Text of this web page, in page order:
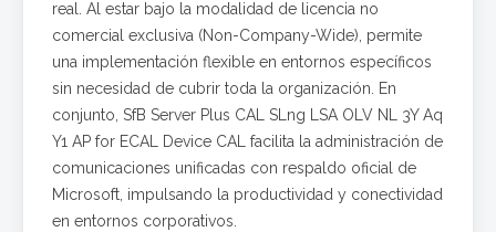
real. Al estar bajo la modalidad de licencia no
comercial exclusiva (Non-Company-Wide), permite
una implementación flexible en entornos específicos
sin necesidad de cubrir toda la organización. En
conjunto, SfB Server Plus CAL SLng LSA OLV NL 3Y Aq
Y1 AP for ECAL Device CAL facilita la administración de
comunicaciones unificadas con respaldo oficial de
Microsoft, impulsando la productividad y conectividad
en entornos corporativos.